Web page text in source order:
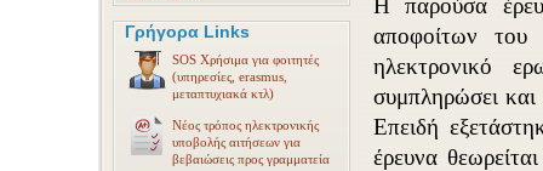
Γρήγορα Links
SOS Χρήσιμα για φοιτητές
(υπηρεσίες, erasmus,
μεταπτυχιακά κτλ)
Νέος τρόπος ηλεκτρονικής
υποβολής αιτήσεων για
βεβαιώσεις προς γραμματεία
αποφοίτων του
ηλεκτρονικό
συμπληρώσει και
Επειδή
έρευνα